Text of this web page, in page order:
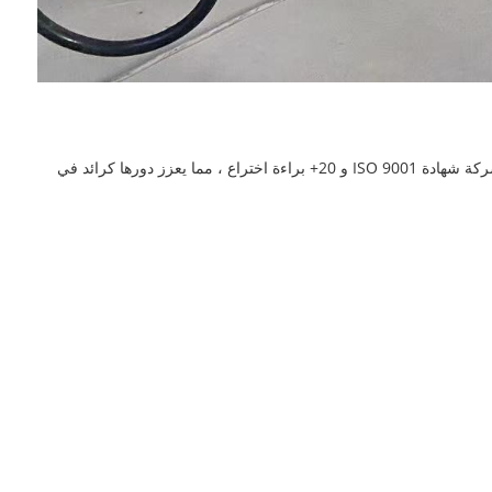
هو رائد معترف به عالميًا في أنظمة النقل الهوائية والتحكم في الغبار الصناعي. تمتلك الشركة شهادة ISO 9001 و 20+ براءة اختراع ، مما يعزز دورها كرائد في